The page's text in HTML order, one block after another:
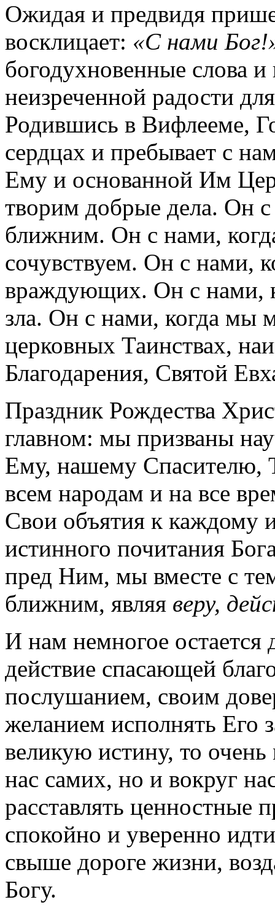
Ожидая и предвидя
восклицает: «С нами
богодухновенные слова
неизреченной радости
Родившись в Вифлееме,
сердцах и пребывает с
Ему и основанной Им
творим добрые дела. Он
ближним. Он с нами,
сочувствуем. Он с нами,
враждующих. Он с нами,
зла. Он с нами, когда мы
церковных Таинствах,
Благодарения, Святой
Праздник Рождества
главном: мы призваны
Ему, нашему Спасителю,
всем народам и на все
Свои объятия к каждому
истинного почитания
пред Ним, мы вместе с
ближним, являя веру,
И нам немногое
действие спасающей
послушанием, своим
желанием исполнять Его
великую истину, то
нас самих, но и вокруг
расставлять
спокойно и уверенно
свыше дороге жизни,
Богу.